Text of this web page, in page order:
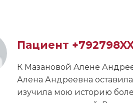
Пациент
К Мазановой Алене
Алена Андреевна
изучила мою историю